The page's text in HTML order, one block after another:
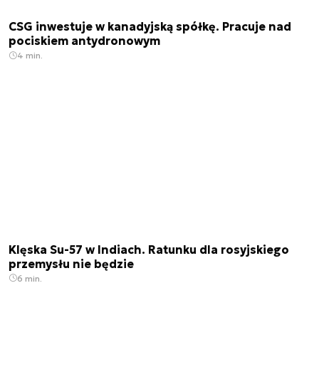
CSG inwestuje w kanadyjską spółkę. Pracuje nad
pociskiem antydronowym
4 min.
Klęska Su-57 w Indiach. Ratunku dla rosyjskiego
przemysłu nie będzie
6 min.